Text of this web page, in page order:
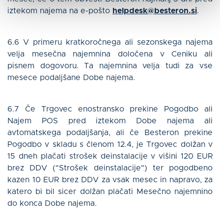
iztekom najema na e-pošto helpdesk@besteron.si.
6.6 V primeru kratkoročnega ali sezonskega najema
velja mesečna najemnina določena v Ceniku ali
pisnem dogovoru. Ta najemnina velja tudi za vse
mesece podaljšane Dobe najema.
6.7 Če Trgovec enostransko prekine Pogodbo ali
Najem POS pred iztekom Dobe najema ali
avtomatskega podaljšanja, ali če Besteron prekine
Pogodbo v skladu s členom 12.4, je Trgovec dolžan v
15 dneh plačati strošek deinstalacije v višini 120 EUR
brez DDV ("Strošek deinstalacije") ter pogodbeno
kazen 10 EUR brez DDV za vsak mesec in napravo, za
katero bi bil sicer dolžan plačati Mesečno najemnino
do konca Dobe najema.